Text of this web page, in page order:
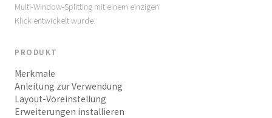
Multi-Window-Splitting mit einem einzigen
Klick entwickelt wurde.
PRODUKT
Merkmale
Anleitung zur Verwendung
Layout-Voreinstellung
Erweiterungen installieren